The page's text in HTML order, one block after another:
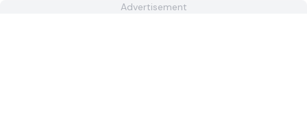
Advertisement